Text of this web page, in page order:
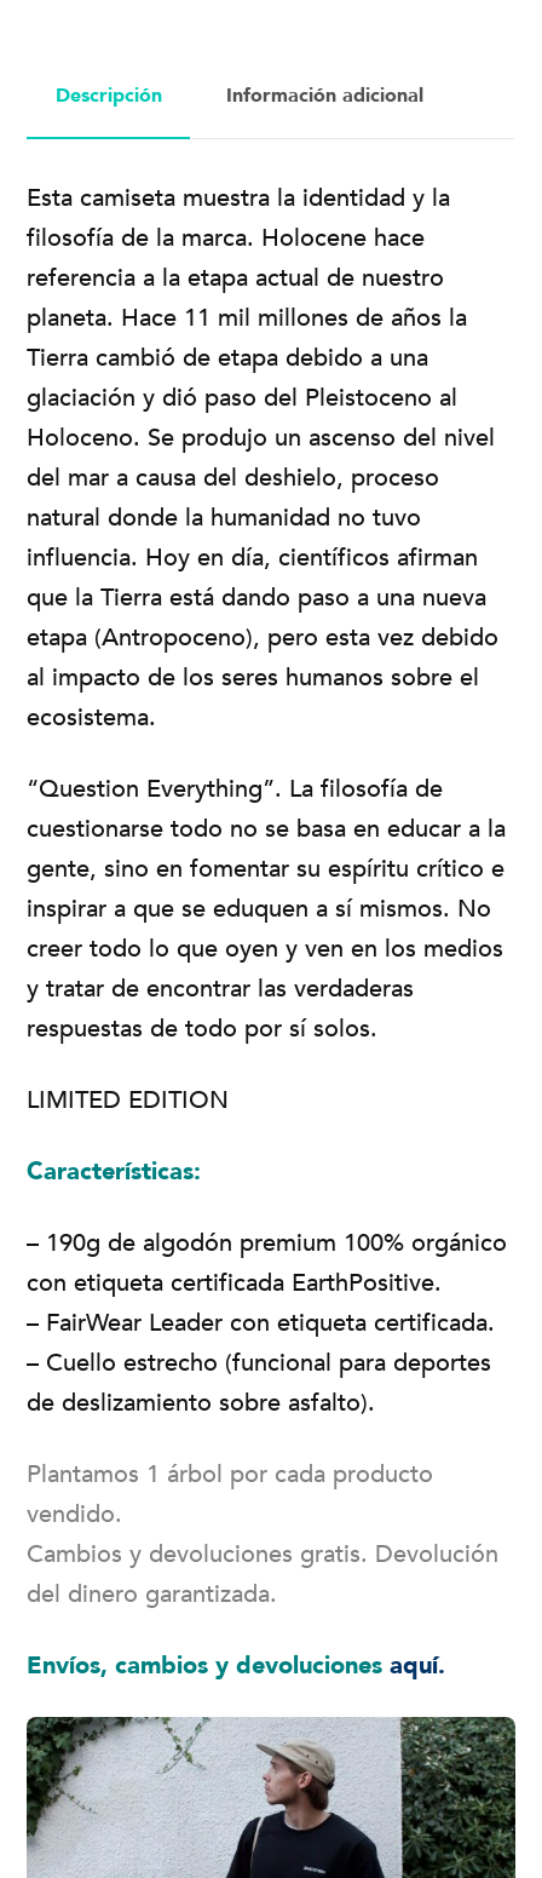
Descripción Información adicional
Esta camiseta muestra la identidad y la
filosofía de la marca. Holocene hace
referencia a la etapa actual de nuestro
planeta. Hace 11 mil millones de años la
Tierra cambió de etapa debido a una
glaciación y dió paso del Pleistoceno al
Holoceno. Se produjo un ascenso del nivel
del mar a causa del deshielo, proceso
natural donde la humanidad no tuvo
influencia. Hoy en día, científicos afirman
que la Tierra está dando paso a una nueva
etapa (Antropoceno), pero esta vez debido
al impacto de los seres humanos sobre el
ecosistema.
“Question Everything”. La filosofía de
cuestionarse todo no se basa en educar a la
gente, sino en fomentar su espíritu crítico e
inspirar a que se eduquen a sí mismos. No
creer todo lo que oyen y ven en los medios
y tratar de encontrar las verdaderas
respuestas de todo por sí solos.
LIMITED EDITION
Características:
– 190g de algodón premium 100% orgánico
con etiqueta certificada EarthPositive.
– FairWear Leader con etiqueta certificada.
– Cuello estrecho (funcional para deportes
de deslizamiento sobre asfalto).
Plantamos 1 árbol por cada producto
vendido.
Cambios y devoluciones gratis. Devolución
del dinero garantizada.
Envíos, cambios y devolucionesaquí.